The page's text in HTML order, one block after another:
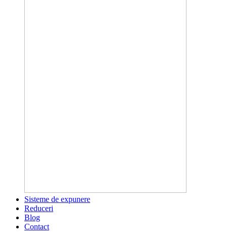
Sisteme de expunere
Reduceri
Blog
Contact